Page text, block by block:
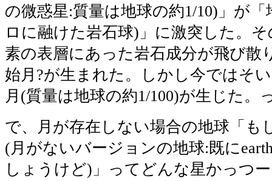
の微惑星:質量は地球の約1/10)」が
ロに融けた岩石球)」に激突した。
素の表層にあった岩石成分が飛び散
始月?が生まれた。しかし今ではそ
月(質量は地球の約1/100)が生じた。
で、月が存在しない場合の地球「も
(月がないバージョンの地球:既に
しょうけど)」ってどんな星かっつ